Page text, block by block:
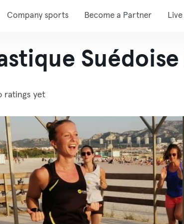
Company sports Become a Partner
ratings yet